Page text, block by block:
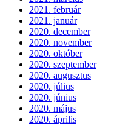
2021. február
2021. január
2020. december
2020. november
2020. október
2020. szeptember
2020. augusztus
2020. július
2020. június
2020. május
2020. április